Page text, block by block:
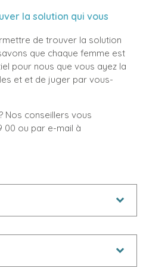
la solution qui vous
de trouver la solution
que chaque femme est
pour nous que vous ayez la
et et de juger par vous-
Nos conseillers vous
00 ou par e-mail à